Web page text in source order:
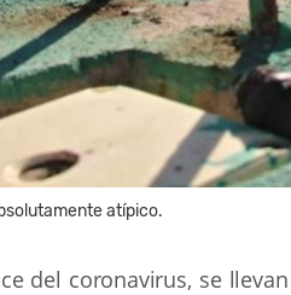
atípico.
del coronavirus, se